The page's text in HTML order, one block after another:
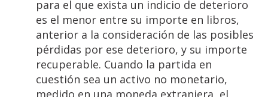
para el que exista un indicio de deterioro
es el menor entre su importe en libros,
anterior a la consideración de las posibles
pérdidas por ese deterioro, y su importe
recuperable. Cuando la partida en
cuestión sea un activo no monetario,